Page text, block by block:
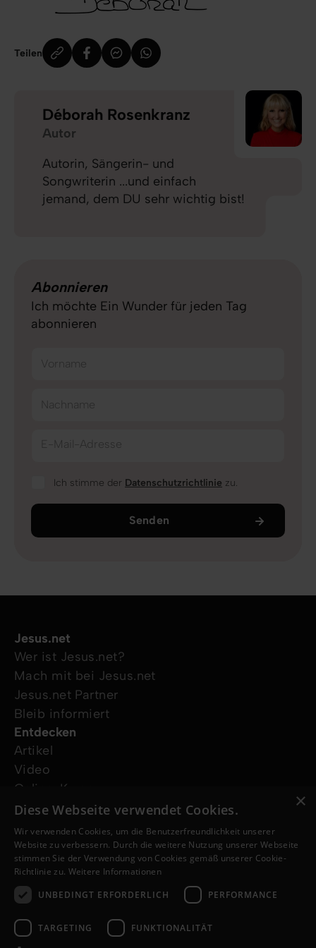
Teilen
Déborah Rosenkranz
Autor
Autorin, Sängerin- und
Songwriterin ...und einfach
jemand, dem DU sehr wichtig bist!
Abonnieren
Ich möchte Ein Wunder für jeden Tag
abonnieren
Vorname
Nachname
E-Mail-Adresse
Ich stimme der Datenschutzrichtlinie zu.
Senden
Jesus.net
Wer ist Jesus.net?
Mach mit bei Jesus.net
Jesus.net Partner
Bleib informiert
Entdecken
Artikel
Video
Online-Kurse
Unsere Projekte
Ich wünsche mir Gebet
Ich habe eine Frage
Folge uns
×
Diese Webseite verwendet Cookies.
Wir verwenden Cookies, um die Benutzerfreundlichkeit unserer
Website zu verbessern. Durch die weitere Nutzung unserer Webseite
stimmen Sie der Verwendung von Cookies gemäß unserer Cookie-
Richtlinie zu. Weitere Informationen
UNBEDINGT ERFORDERLICH
PERFORMANCE
TARGETING FUNKTIONALITÄT